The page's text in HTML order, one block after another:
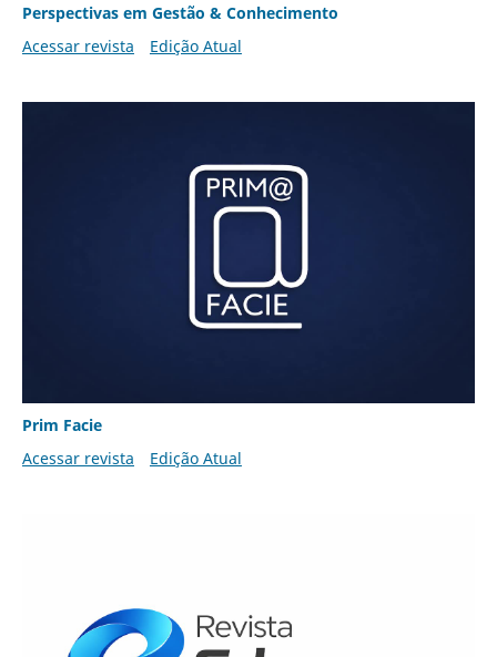
Perspectivas em Gestão & Conhecimento
Acessar revista
Edição Atual
Prim Facie
Acessar revista
Edição Atual